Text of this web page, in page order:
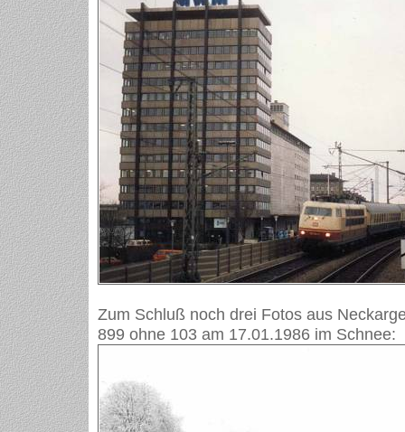
Zum Schluß noch drei Fotos aus
899 ohne 103 am 17.01.1986 im Schnee: